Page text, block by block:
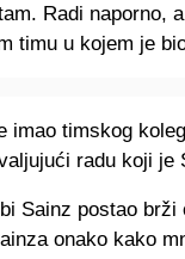
Radi naporno,
timu u kojem je
imao timskog
radu koji je
Sainz postao
onako kako